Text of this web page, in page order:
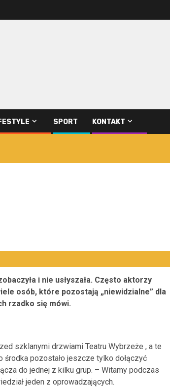
SPORT KONTAKT
i nie usłyszała. Często aktorzy
osób, które pozostają „niewidzialne” dla
rzadko się mówi.
szklanymi drzwiami Teatru Wybrzeże , a te
środka pozostało jeszcze tylko dołączyć
do jednej z kilku grup. – Witamy podczas
jeden z oprowadzających.